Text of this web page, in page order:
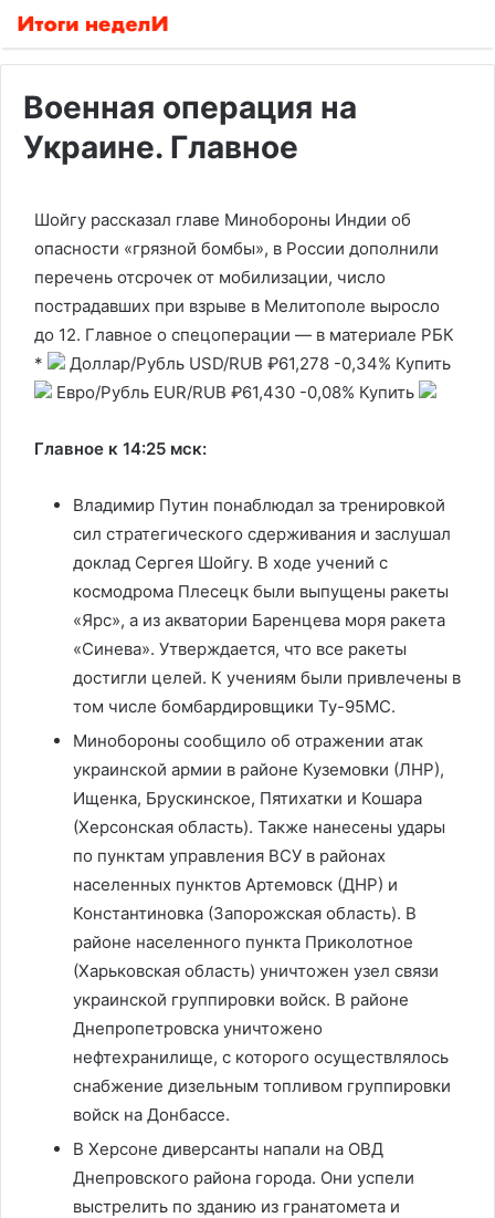
Военная операция на
Украине. Главное
Шойгу рассказал главе Минобороны Индии об
опасности «грязной бомбы», в России дополнили
перечень отсрочек от мобилизации, число
пострадавших при взрыве в Мелитополе выросло
до 12. Главное о спецоперации — в материале РБК
*
Доллар/Рубль USD/RUB ₽61,278 -0,34% Купить
Евро/Рубль EUR/RUB ₽61,430 -0,08% Купить
Главное к 14:25 мск:
Владимир Путин понаблюдал за тренировкой
сил стратегического сдерживания и заслушал
доклад Сергея Шойгу. В ходе учений с
космодрома Плесецк были выпущены ракеты
«Ярс», а из акватории Баренцева моря ракета
«Синева». Утверждается, что все ракеты
достигли целей. К учениям были привлечены в
том числе бомбардировщики Ту-95МС.
Минобороны сообщило об отражении атак
украинской армии в районе Куземовки (ЛНР),
Ищенка, Брускинское, Пятихатки и Кошара
(Херсонская область). Также нанесены удары
по пунктам управления ВСУ в районах
населенных пунктов Артемовск (ДНР) и
Константиновка (Запорожская область). В
районе населенного пункта Приколотное
(Харьковская область) уничтожен узел связи
украинской группировки войск. В районе
Днепропетровска уничтожено
нефтехранилище, с которого осуществлялось
снабжение дизельным топливом группировки
войск на Донбассе.
В Херсоне диверсанты напали на ОВД
Днепровского района города. Они успели
выстрелить по зданию из гранатомета и